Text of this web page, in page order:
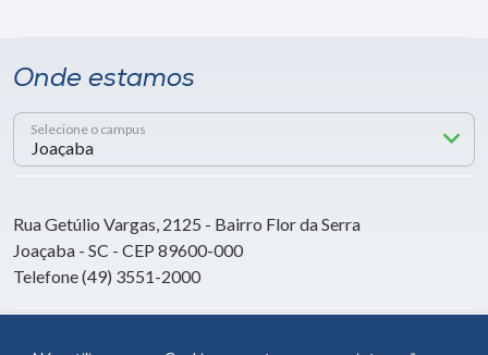
Onde estamos
Selecione o campus
Rua Getúlio Vargas, 2125 - Bairro Flor da Serra
Joaçaba - SC - CEP 89600-000
Telefone (49) 3551-2000
Siga a Unoesc